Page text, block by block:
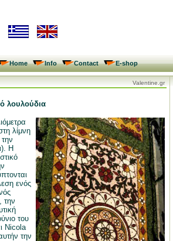
Home Info Contact E-shop
Valentine.gr
λουλούδια
λίμνη
Η
ενός
την
του
Nicola
την